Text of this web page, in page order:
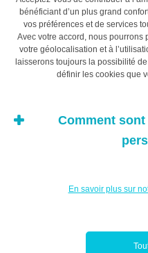
bénéficiant d’un plus grand
vos préférences et de services
Avec votre accord, nous pourrons
votre géolocalisation et à
laisserons toujours la possibilité
définir les cookies que
Comment
En savoir plus sur